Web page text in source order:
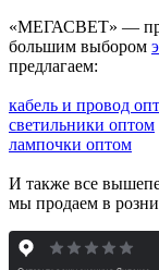
«МЕГАСВЕТ» —
большим выбором
предлагаем:
кабель и провод
светильники оптом
лампочки оптом
И также все
мы продаем в